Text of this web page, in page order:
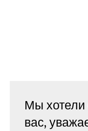
Мы хотели
вас,